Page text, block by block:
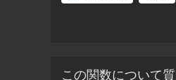
この関数について